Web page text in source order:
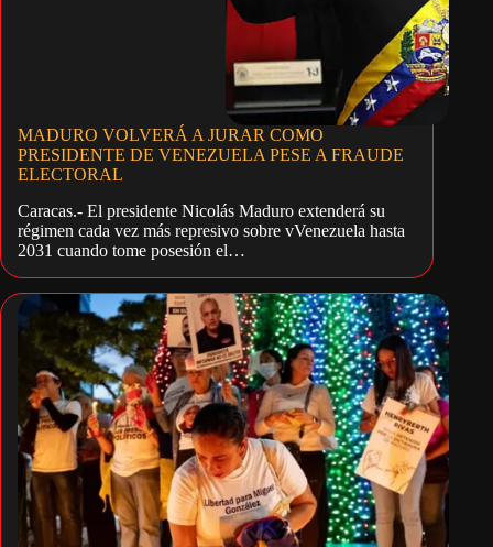
MADURO VOLVERÁ A JURAR COMO
PRESIDENTE DE VENEZUELA PESE A FRAUDE
ELECTORAL
Caracas.- El presidente Nicolás Maduro extenderá su
régimen cada vez más represivo sobre vVenezuela hasta
2031 cuando tome posesión el…